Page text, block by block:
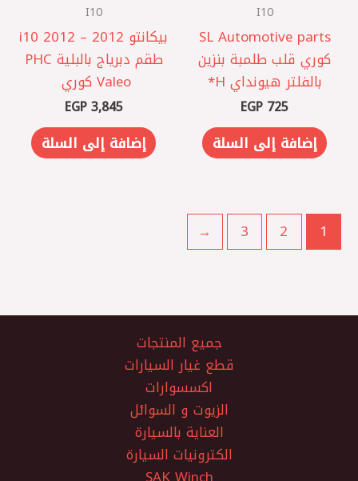
I10
SL Automotive parts
كوري ‎قلب طلمبة بنزين
بالفلتر هيونداي H*
EGP 725
إضافة إلى السلة
I10
بيكانتو 2012 – i10 2012
‎طقم دبرياج بالبلية PHC
Valeo كوري ‎
EGP3,845
إضافة إلى السلة
1
2
3
←
جميع المنتجات
قطع غيار السيارات
اكسسوارات
الزيوت و السوائل
العناية بالسيارة
الكترونيات السيارة